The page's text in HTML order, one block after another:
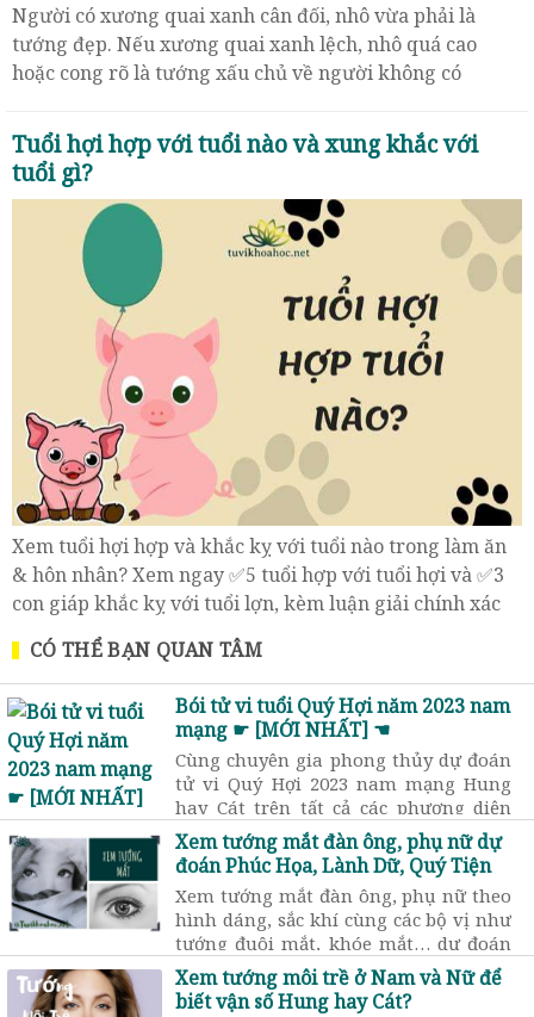
Người có xương quai xanh cân đối, nhô vừa phải là
tướng đẹp. Nếu xương quai xanh lệch, nhô quá cao
hoặc cong rõ là tướng xấu chủ về người không có
Tuổi hợi hợp với tuổi nào và xung khắc với
tuổi gì?
Xem tuổi hợi hợp và khắc kỵ với tuổi nào trong làm ăn
& hôn nhân? Xem ngay ✅5 tuổi hợp với tuổi hợi và ✅3
con giáp khắc kỵ với tuổi lợn, kèm luận giải chính xác
nhất.
CÓ THỂ BẠN QUAN TÂM
Bói tử vi tuổi Quý Hợi năm 2023 nam
mạng ☛ [MỚI NHẤT] ☚
Cùng chuyên gia phong thủy dự đoán
tử vi Quý Hợi 2023 nam mạng Hung
hay Cát trên tất cả các phương diện
cuộc sống. Trước tiên hãy tìm hiểu đôi
nét về nam tuổi Quý Hợi sinh năm
1983
Xem tướng mắt đàn ông, phụ nữ dự
đoán Phúc Họa, Lành Dữ, Quý Tiện
Xem tướng mắt đàn ông, phụ nữ theo
hình dáng, sắc khí cùng các bộ vị như
tướng đuôi mắt, khóe mắt… dự đoán
chính xác vận số giàu sang hay nghèo
hèn, có phúc hay bất hảo.
Xem tướng môi trề ở Nam và Nữ để
biết vận số Hung hay Cát?